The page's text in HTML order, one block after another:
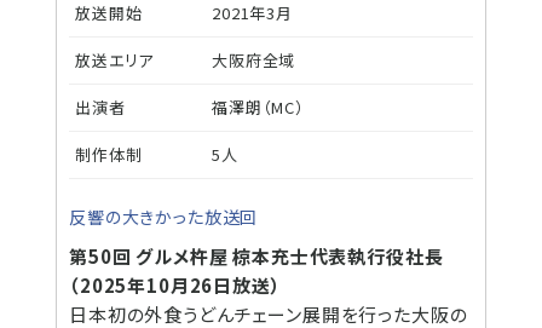
放送開始 2021年3月
放送エリア 大阪府全域
出演者 福澤朗（MC）
制作体制 5人
反響の大きかった放送回
第50回 グルメ杵屋 椋本充士代表執行役社長
（2025年10月26日放送）
日本初の外食うどんチェーン展開を行った大阪の